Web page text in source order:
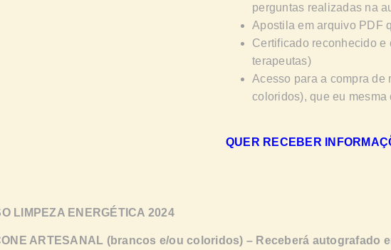
perguntas realizadas na
Apostila em arquivo PDF
Certificado reconhecido e
terapeutas)
Acesso para a compra de
coloridos), que eu mesma
QUER RECEBER
LIMPEZA ENERGÉTICA 2024
ARTESANAL (brancos e/ou coloridos) – Receberá